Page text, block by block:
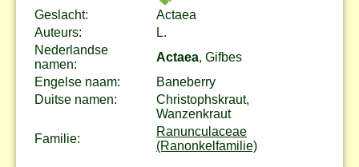
Geslacht:
Actaea
Auteurs:
L.
Nederlandse
namen:
Actaea, Gifbes
Engelse naam:
Baneberry
Duitse namen:
Christophskraut,
Wanzenkraut
Familie:
Ranunculaceae
(Ranonkelfamilie)